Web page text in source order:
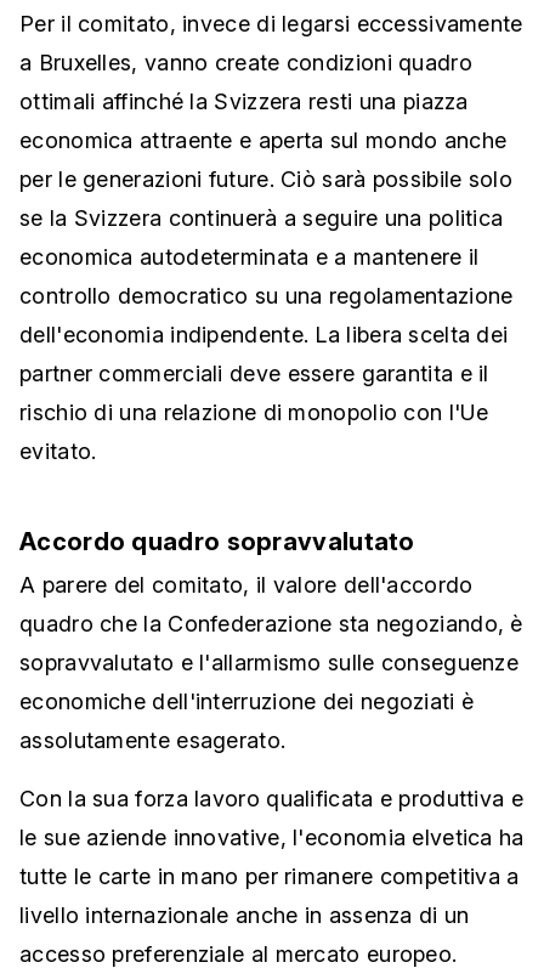
Per il comitato, invece di legarsi eccessivamente
a Bruxelles, vanno create condizioni quadro
ottimali affinché la Svizzera resti una piazza
economica attraente e aperta sul mondo anche
per le generazioni future. Ciò sarà possibile solo
se la Svizzera continuerà a seguire una politica
economica autodeterminata e a mantenere il
controllo democratico su una regolamentazione
dell'economia indipendente. La libera scelta dei
partner commerciali deve essere garantita e il
rischio di una relazione di monopolio con l'Ue
evitato.
Accordo quadro sopravvalutato
A parere del comitato, il valore dell'accordo
quadro che la Confederazione sta negoziando, è
sopravvalutato e l'allarmismo sulle conseguenze
economiche dell'interruzione dei negoziati è
assolutamente esagerato.
Con la sua forza lavoro qualificata e produttiva e
le sue aziende innovative, l'economia elvetica ha
tutte le carte in mano per rimanere competitiva a
livello internazionale anche in assenza di un
accesso preferenziale al mercato europeo.